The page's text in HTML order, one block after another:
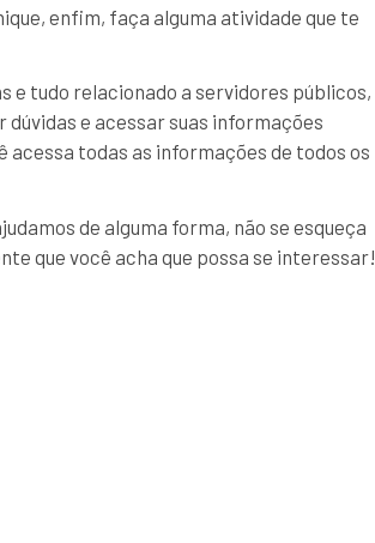
enfim, faça alguma atividade que te
e tudo relacionado a servidores públicos,
e acessar suas informações
acessa todas as informações de todos os
de alguma forma, não se esqueça
que você acha que possa se interessar!